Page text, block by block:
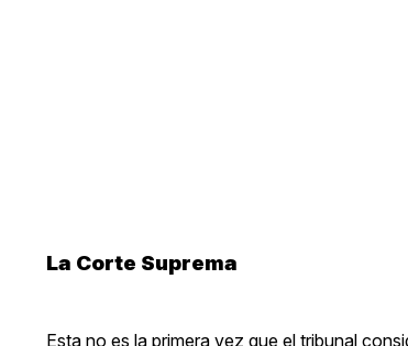
La Corte Suprema
Esta no es la primera vez que el tribunal